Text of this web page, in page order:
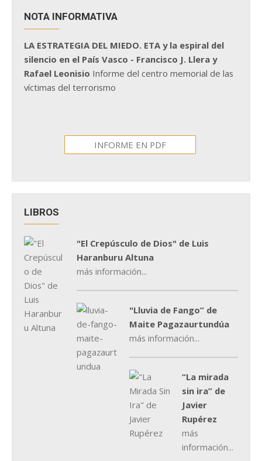
NOTA INFORMATIVA
LA ESTRATEGIA DEL MIEDO. ETA y la espiral del
silencio en el País Vasco - Francisco J. Llera y
Rafael Leonisio Informe del centro memorial de las
víctimas del terrorismo
INFORME EN PDF
LIBROS
"El Crepúsculo de Dios" de Luis
Haranburu Altuna
más información...
"Lluvia de Fango” de
Maite Pagazaurtundúa
más información...
“La mirada
sin ira” de
Javier
Rupérez
más
información...